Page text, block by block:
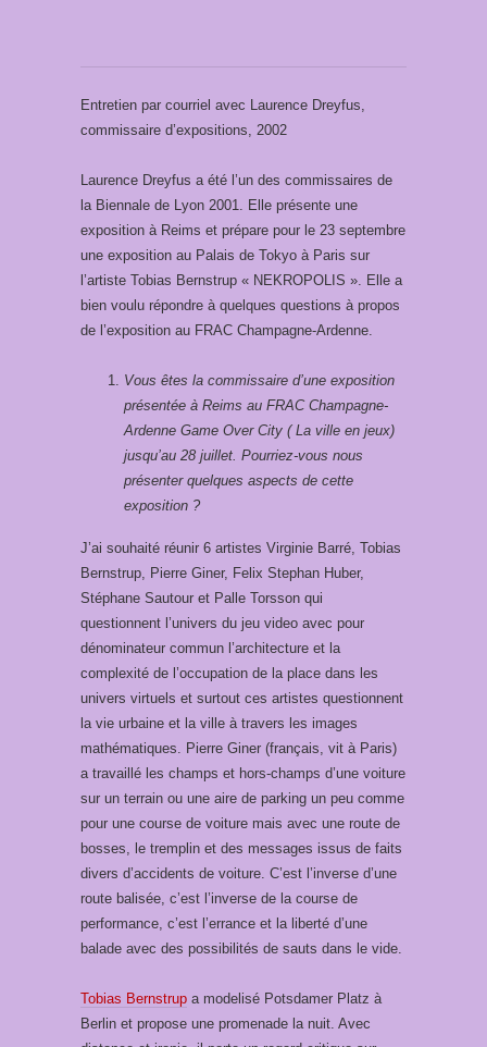
Entretien par courriel avec Laurence Dreyfus,
commissaire d’expositions, 2002
Laurence Dreyfus a été l’un des commissaires de
la Biennale de Lyon 2001. Elle présente une
exposition à Reims et prépare pour le 23 septembre
une exposition au Palais de Tokyo à Paris sur
l’artiste Tobias Bernstrup « NEKROPOLIS ». Elle a
bien voulu répondre à quelques questions à propos
de l’exposition au FRAC Champagne-Ardenne.
Vous êtes la commissaire d’une exposition
présentée à Reims au FRAC Champagne-
Ardenne Game Over City ( La ville en jeux)
jusqu’au 28 juillet. Pourriez-vous nous
présenter quelques aspects de cette
exposition ?
J’ai souhaité réunir 6 artistes Virginie Barré, Tobias
Bernstrup, Pierre Giner, Felix Stephan Huber,
Stéphane Sautour et Palle Torsson qui
questionnent l’univers du jeu video avec pour
dénominateur commun l’architecture et la
complexité de l’occupation de la place dans les
univers virtuels et surtout ces artistes questionnent
la vie urbaine et la ville à travers les images
mathématiques. Pierre Giner (français, vit à Paris)
a travaillé les champs et hors-champs d’une voiture
sur un terrain ou une aire de parking un peu comme
pour une course de voiture mais avec une route de
bosses, le tremplin et des messages issus de faits
divers d’accidents de voiture. C’est l’inverse d’une
route balisée, c’est l’inverse de la course de
performance, c’est l’errance et la liberté d’une
balade avec des possibilités de sauts dans le vide.
Tobias Bernstrup a modelisé Potsdamer Platz à
Berlin et propose une promenade la nuit. Avec